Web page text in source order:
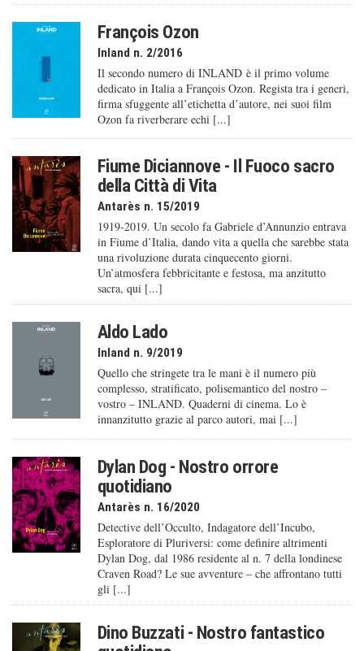
François Ozon
Inland n. 2/2016
Il secondo numero di INLAND è il primo volume
dedicato in Italia a François Ozon. Regista tra i generi,
firma sfuggente all’etichetta d’autore, nei suoi film
Ozon fa riverberare echi [...]
Fiume Diciannove - Il Fuoco sacro
della Città di Vita
Antarès n. 15/2019
1919-2019. Un secolo fa Gabriele d’Annunzio entrava
in Fiume d’Italia, dando vita a quella che sarebbe stata
una rivoluzione durata cinquecento giorni.
Un’atmosfera febbricitante e festosa, ma anzitutto
sacra, qui [...]
Aldo Lado
Inland n. 9/2019
Quello che stringete tra le mani è il numero più
complesso, stratificato, polisemantico del nostro –
vostro – INLAND. Quaderni di cinema. Lo è
innanzitutto grazie al parco autori, mai [...]
Dylan Dog - Nostro orrore
quotidiano
Antarès n. 16/2020
Detective dell’Occulto, Indagatore dell’Incubo,
Esploratore di Pluriversi: come definire altrimenti
Dylan Dog, dal 1986 residente al n. 7 della londinese
Craven Road? Le sue avventure – che affrontano tutti
gli [...]
Dino Buzzati - Nostro fantastico